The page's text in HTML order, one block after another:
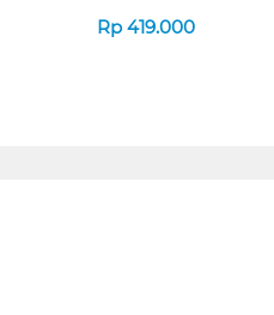
Rp 419.000